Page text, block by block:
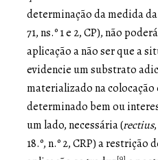
determinação da medida da
71, ns.º 1 e 2, CP), não
aplicação a não ser que a
evidencie um substrato
materializado na colocação
determinado bem ou
um lado, necessária (rectius
18.º, n.º 2, CRP) a